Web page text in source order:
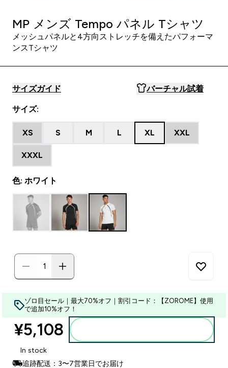
MP メンズ Tempo パネル Tシャツ
メッシュパネルと4方向ストレッチを備えたパフォーマ
ンスTシャツ
サイズガイド バーチャル試着
サイズ:
XS S M L XL XXL
XXXL
色: ホワイト
ゾロ目セール｜最大70%オフ｜割引コード：【ZOROME】使用
で追加10%オフ！
¥5,108‎
In stock
追跡配送：3〜7営業日でお届け